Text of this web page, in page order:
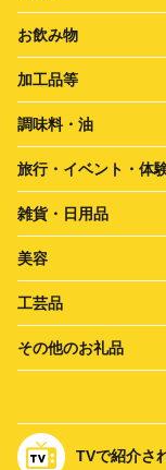
お飲み物
加工品等
調味料・油
旅行・イベント・体
雑貨・日用品
美容
工芸品
その他のお礼品
TVで紹介さ